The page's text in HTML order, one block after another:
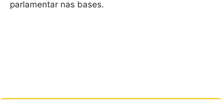
parlamentar nas bases.